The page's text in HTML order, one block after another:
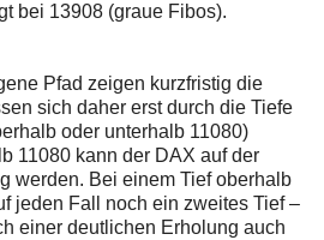
bei 13908 (graue Fibos).
Pfad zeigen kurzfristig die
sich daher erst durch die Tiefe
oder unterhalb 11080)
11080 kann der DAX auf der
werden. Bei einem Tief oberhalb
jeden Fall noch ein zweites Tief –
einer deutlichen Erholung auch